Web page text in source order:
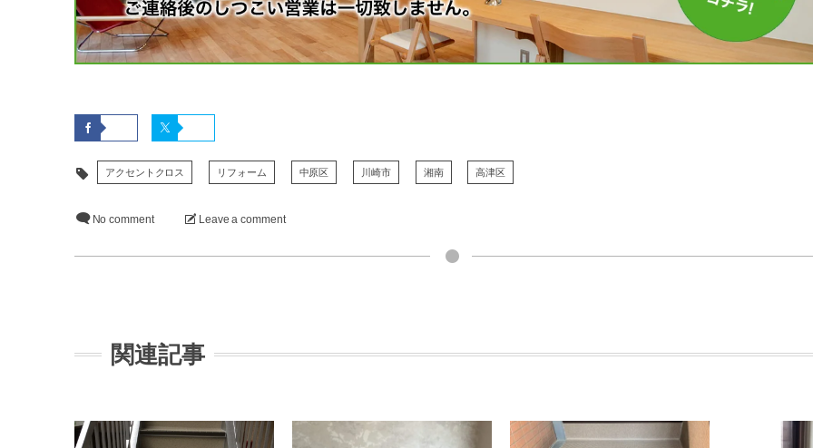
アクセントクロス リフォーム 中原区 川崎市 湘南 高津区
No comment Leave a comment
関連記事